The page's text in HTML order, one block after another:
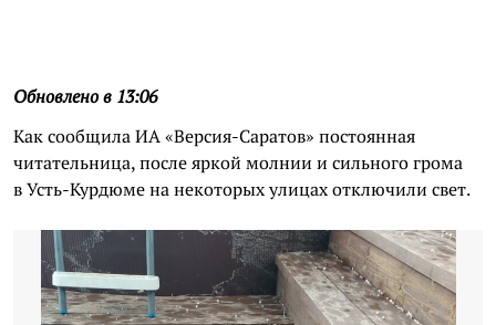
Обновлено в 13:06
Как сообщила ИА «Версия-Саратов» постоянная
читательница, после яркой молнии и сильного грома
в Усть-Курдюме на некоторых улицах отключили свет.